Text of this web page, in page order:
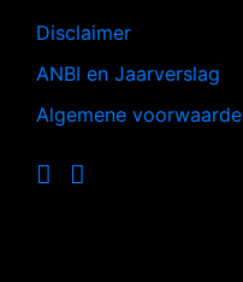
Disclaimer
ANBI en Jaarverslag
Algemene